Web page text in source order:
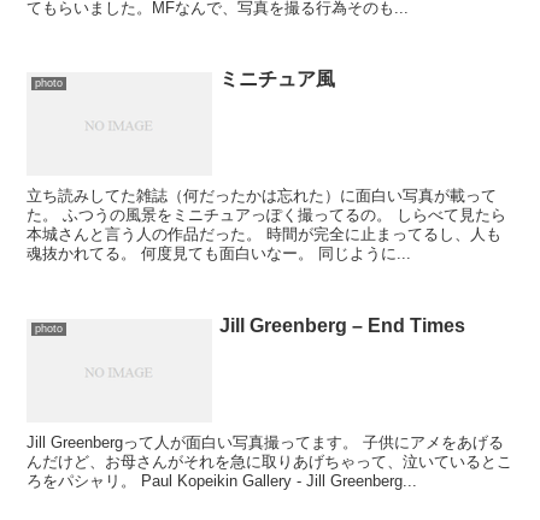
てもらいました。MFなんで、写真を撮る行為そのも...
photo ミニチュア風
立ち読みしてた雑誌（何だったかは忘れた）に面白い写真が載って
た。 ふつうの風景をミニチュアっぽく撮ってるの。 しらべて見たら
本城さんと言う人の作品だった。 時間が完全に止まってるし、人も
魂抜かれてる。 何度見ても面白いなー。 同じように...
photo Jill Greenberg – End Times
Jill Greenbergって人が面白い写真撮ってます。 子供にアメをあげる
んだけど、お母さんがそれを急に取りあげちゃって、泣いているとこ
ろをパシャリ。 Paul Kopeikin Gallery - Jill Greenberg...